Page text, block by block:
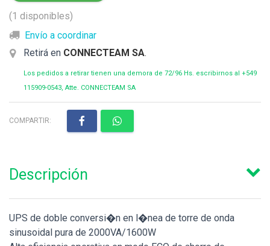
(1 disponibles)
Envío a coordinar
Retirá en CONNECTEAM SA.
Los pedidos a retirar tienen una demora de 72/96 Hs. escribirnos al +549
115909-0543, Atte. CONNECTEAM SA
COMPARTIR:
Descripción
UPS de doble conversi�n en l�nea de torre de onda
sinusoidal pura de 2000VA/1600W